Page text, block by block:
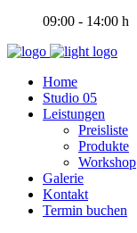
09:00 - 14:00 h
Home
Studio 05
Leistungen
Preisliste
Produkte
Workshop
Galerie
Kontakt
Termin buchen